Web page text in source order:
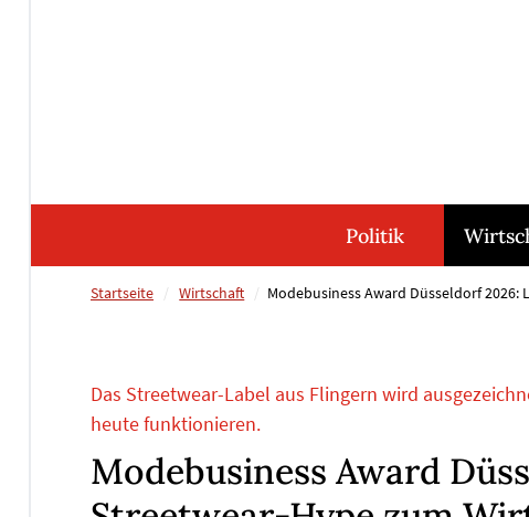
Politik
Startseite Wirtschaft Modebusiness Award Düsseldorf 2026:
Das Streetwear-Label aus Flingern wird
heute funktionieren.
Modebusiness Award